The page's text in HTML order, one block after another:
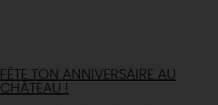
FÊTE TON ANNIVERSAIRE AU
CHÂTEAU !